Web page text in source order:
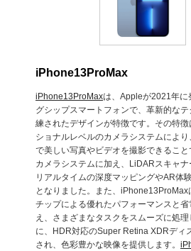
iPhone13ProMax
iPhone13ProMaxは、Appleが2021年に
グシップスマートフォンで、革新的な
練されたデザインが特徴です。その特徴
ショナルレベルのカメラシステムにより
で美しい写真やビデオを撮影できるこ
カメラシステムに加え、LiDARスキャナ
リアルタイムの深度マッピングやAR体
となりました。また、
チップによる優れたパフォーマンスと
え、さまざまなタスクをスムーズに処理
に、HDR対応のSuper Retina XDRディ
され、色彩豊かな映像を提供します。